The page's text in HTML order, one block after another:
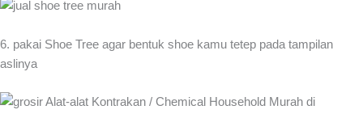
6. pakai Shoe Tree agar bentuk shoe kamu tetep pada tampilan
aslinya